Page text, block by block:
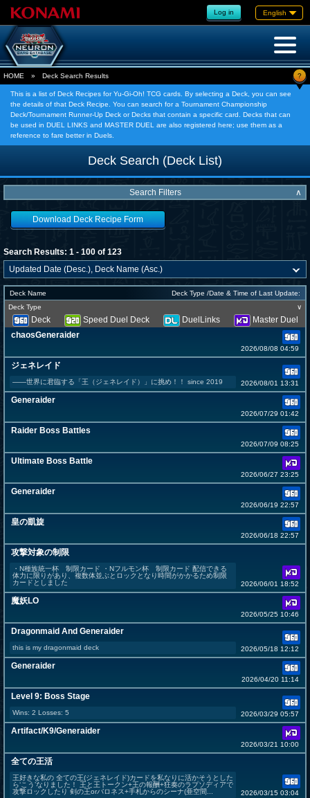
Log in English
HOME » Deck Search Results ?
This is a list of Deck Recipes for Yu-Gi-Oh! TCG cards. By selecting a Deck, you can see
the details of that Deck Recipe. You can search for a Tournament Championship
Deck/Tournament Runner-Up Deck or Decks that contain a specific card. Decks that can
be used in DUEL LINKS and MASTER DUEL are also registered here; use them as a
reference to fare better in Duels.
Deck Search (Deck List)
Search Filters ∧
Download Deck Recipe Form
Search Results: 1 - 100 of 123
Deck Name
Deck Type /Date & Time of Last Update:
Deck Type
∨
Deck Speed Duel Deck DuelLinks
Master Duel
chaosGeneraider
2026/08/08 04:59
ジェネレイド
――世界に君臨する「王（ジェネレイド）」に挑め！！ since 2019 2026/08/01 13:31
Generaider
2026/07/29 01:42
Raider Boss Battles
2026/07/09 08:25
Ultimate Boss Battle
2026/06/27 23:25
Generaider
2026/06/19 22:57
皇の凱旋
2026/06/18 22:57
攻撃対象の制限
・N種族統一杯 制限カード ・Nフルモン杯 制限カード 配信できる
体力に限りがあり、複数体並ぶとロックとなり時間がかかるため制限
カードとしました
2026/06/01 18:52
魔妖LO
2026/05/25 10:46
Dragonmaid And Generaider
this is my dragonmaid deck 2026/05/18 12:12
Generaider
2026/04/20 11:14
Level 9: Boss Stage
Wins: 2 Losses: 5 2026/03/29 05:57
Artifact/K9/Generaider
2026/03/21 10:00
全ての王活
王好きな私の 全ての王(ジェネレイド)カードを私なりに活かそうとした
ら‘こう’なりました！ 王と王トークン+王の報酬+狂奏のラプソディアで
攻撃ロックしたり 剣の王orバロネス+手札からのシーナ(亜空間...
2026/03/15 03:04